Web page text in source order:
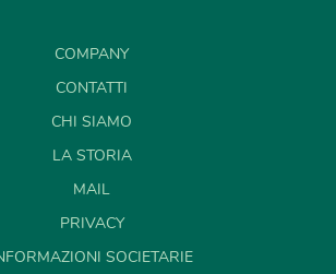
COMPANY
CONTATTI
CHI SIAMO
LA STORIA
MAIL
PRIVACY
SOCIETARIE